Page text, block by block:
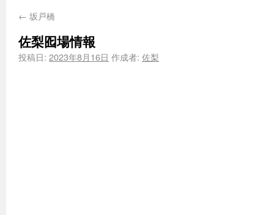
← 坂戸橋
佐梨囮場情報
投稿日: 2023年8月16日 作成者: 佐梨